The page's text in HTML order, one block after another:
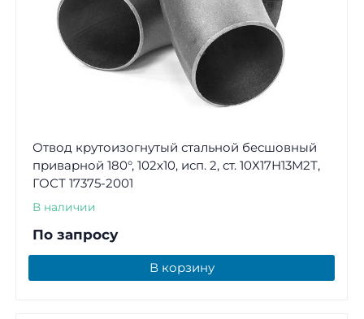
Отвод крутоизогнутый стальной бесшовный
приварной 180°, 102х10, исп. 2, ст. 10Х17Н13М2Т,
ГОСТ 17375-2001
В наличии
По запросу
В корзину